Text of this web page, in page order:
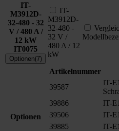
IT-
M3912D-
32-480 - 32
V / 480 A /
12 kW
IT0075
Optionen(7)
IT-
M3912D-
32-480 -
32 V /
480 A / 12
kW
Optionen
Artikelnummer
39587
IT-
39886
IT-
39506
IT-
39885
IT-